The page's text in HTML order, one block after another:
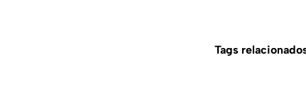
Tags